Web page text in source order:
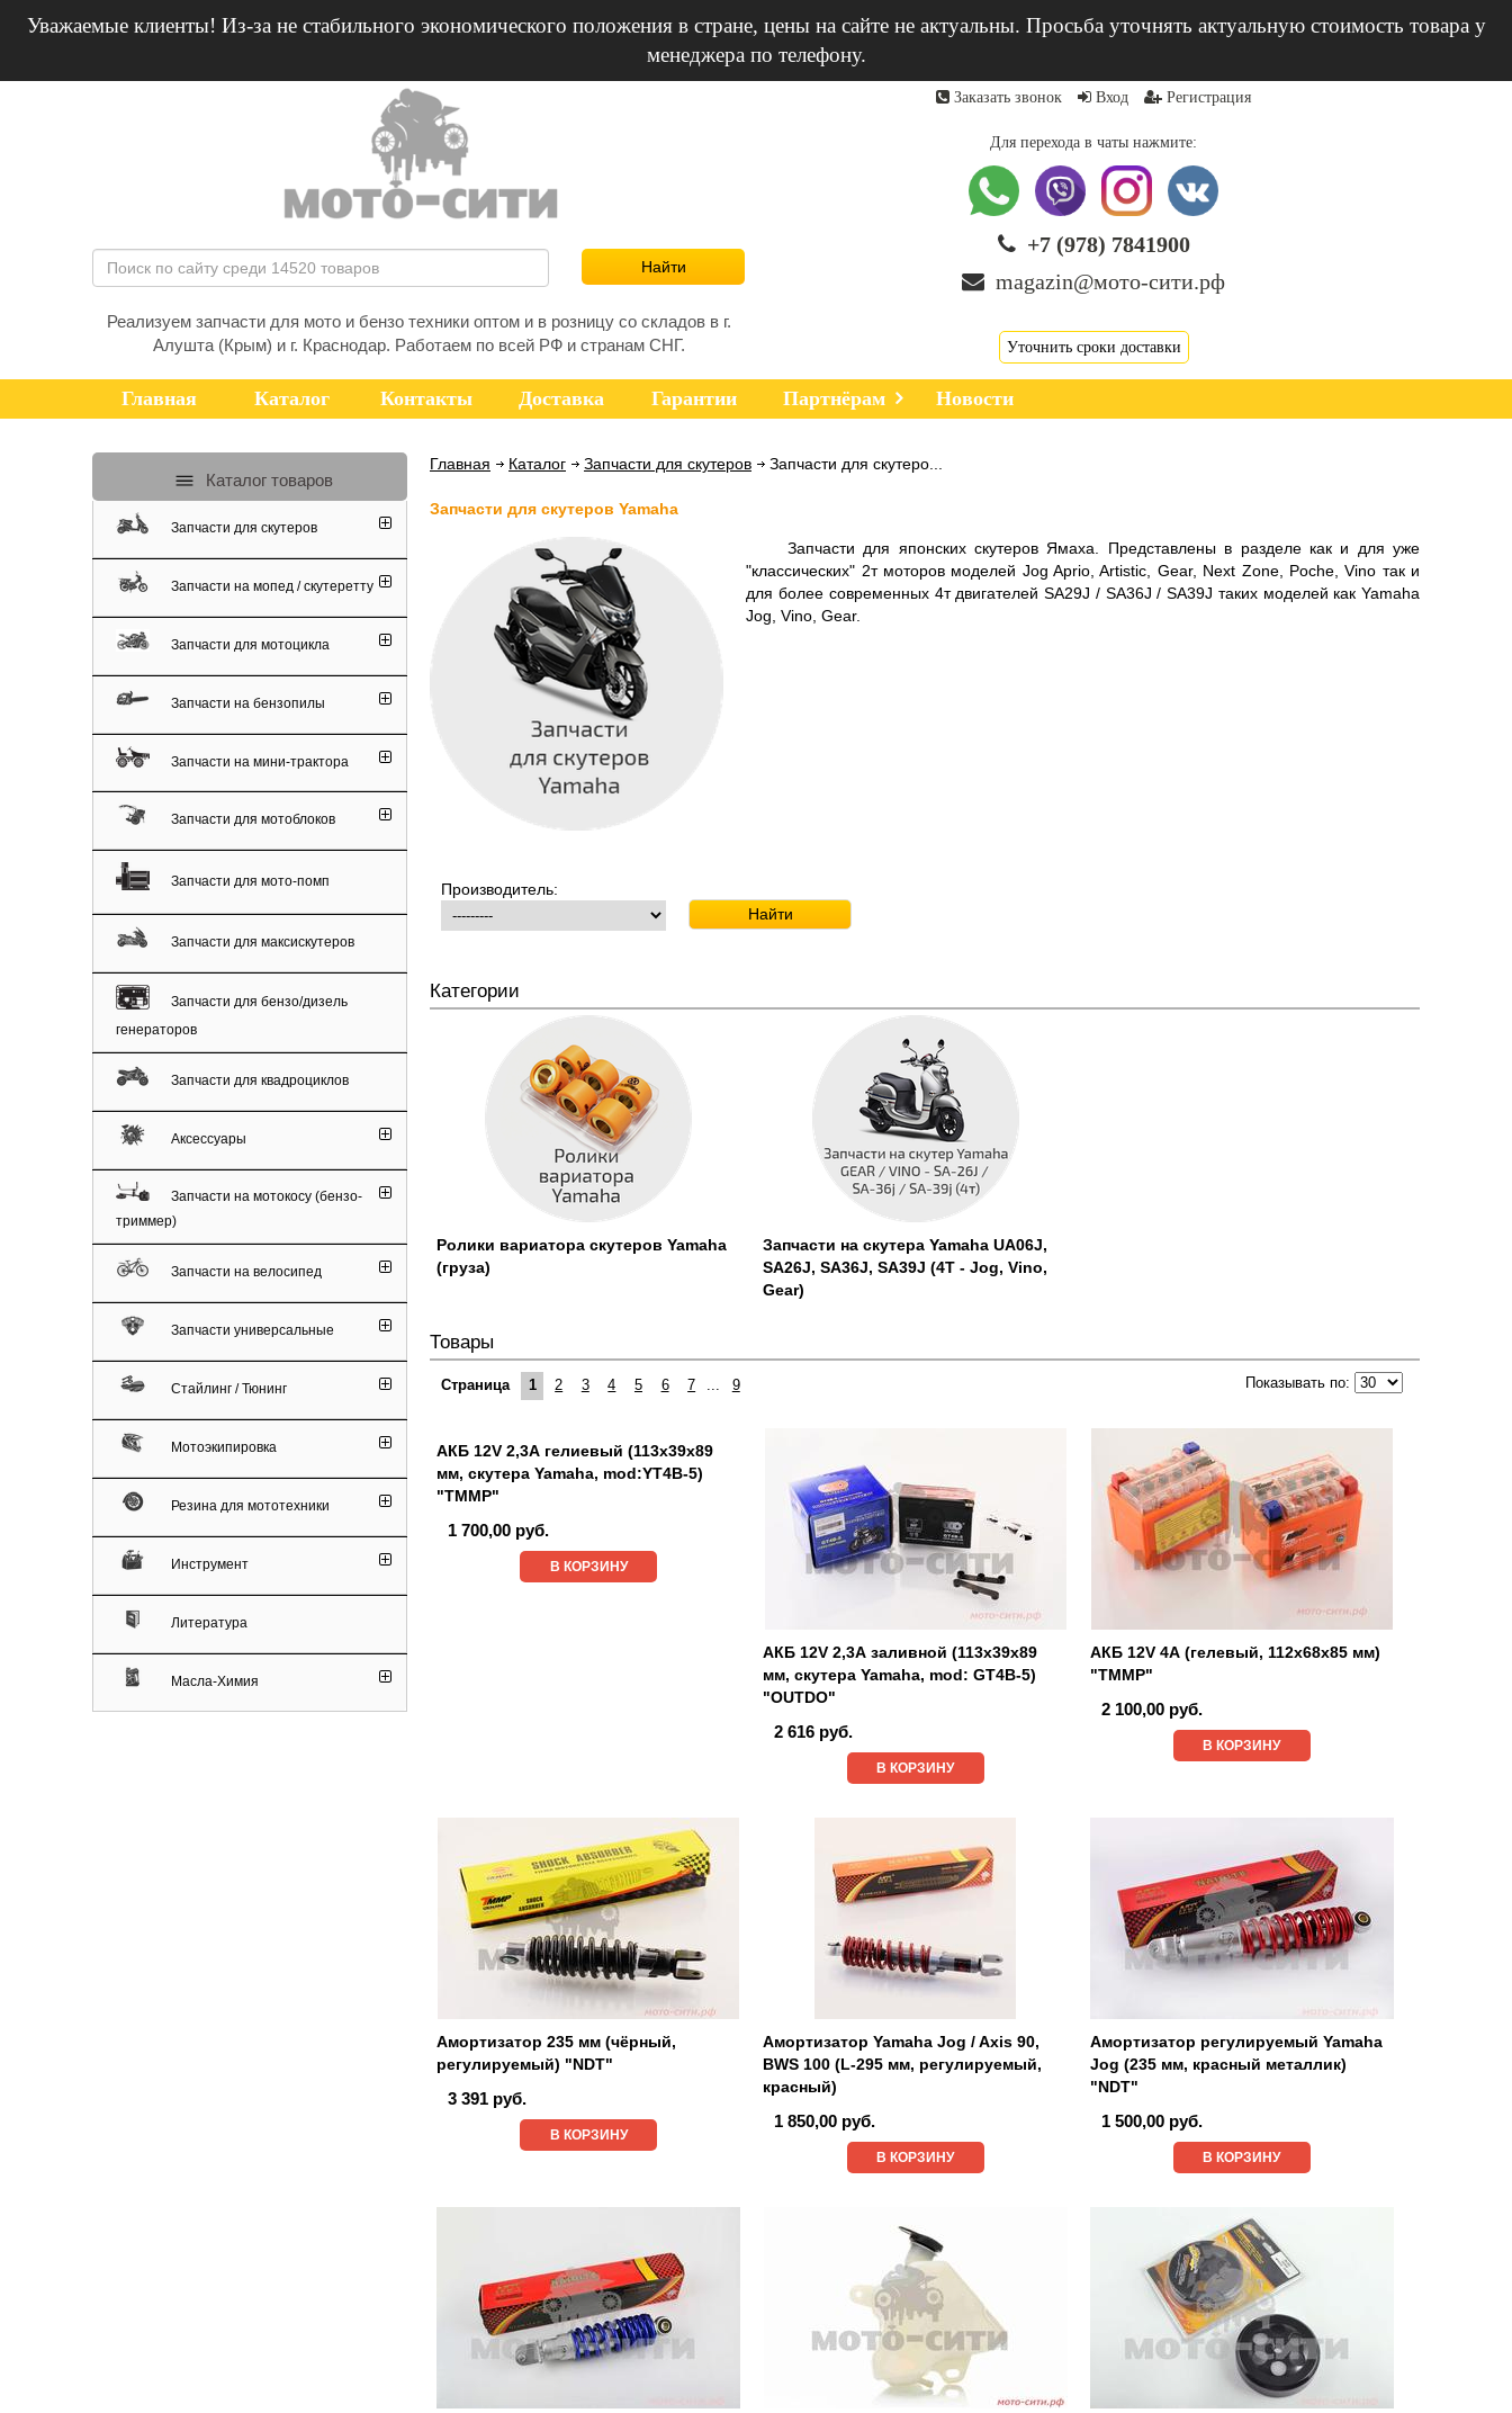
Уважаемые клиенты! Из-за не стабильного экономического положения в стране, цены на сайте не актуальны. Просьба уточнять актуальную стоимость товара у
менеджера по телефону.
Реализуем запчасти для мото и бензо техники оптом и в розницу со складов в г.
Алушта (Крым) и г. Краснодар. Работаем по всей РФ и странам СНГ.
Заказать звонок Вход Регистрация
Для перехода в чаты нажмите:
+7 (978) 7841900
magazin@мото-сити.рф
Уточнить сроки доставки
Главная Каталог Контакты Доставка Гарантии Партнёрам Новости
Главная Каталог Запчасти для скутеров Запчасти для скутеро...
Запчасти для скутеров Yamaha
Запчасти для японских скутеров Ямаха. Представлены в разделе как и для уже
"классических" 2т моторов моделей Jog Aprio, Artistic, Gear, Next Zone, Poche, Vino так и
для более современных 4т двигателей SA29J / SA36J / SA39J таких моделей как Yamaha
Jog, Vino, Gear.
Производитель:
Категории
Ролики вариатора скутеров Yamaha
(груза)
Запчасти на скутера Yamaha UA06J,
SA26J, SA36J, SA39J (4T - Jog, Vino,
Gear)
Товары
Страница 1 2 3 4 5 6 7 ... 9 Показывать по:
АКБ 12V 2,3А гелиевый (113x39x89
мм, скутера Yamaha, mod:YT4B-5)
"TMMP"
1 700,00 руб.
В КОРЗИНУ
АКБ 12V 2,3А заливной (113x39x89
мм, скутера Yamaha, mod: GT4B-5)
"OUTDO"
2 616 руб.
В КОРЗИНУ
АКБ 12V 4А (гелевый, 112x68x85 мм)
"TMMP"
2 100,00 руб.
В КОРЗИНУ
Амортизатор 235 мм (чёрный,
регулируемый) "NDT"
3 391 руб.
В КОРЗИНУ
Амортизатор Yamaha Jog / Axis 90,
BWS 100 (L-295 мм, регулируемый,
красный)
1 850,00 руб.
В КОРЗИНУ
Амортизатор регулируемый Yamaha
Jog (235 мм, красный металлик)
"NDT"
1 500,00 руб.
В КОРЗИНУ
Каталог товаров
Запчасти для скутеров
Запчасти на мопед / скутеретту
Запчасти для мотоцикла
Запчасти на бензопилы
Запчасти на мини-трактора
Запчасти для мотоблоков
Запчасти для мото-помп
Запчасти для максискутеров
Запчасти для бензо/дизель
генераторов
Запчасти для квадроциклов
Аксессуары
Запчасти на мотокосу (бензо-
триммер)
Запчасти на велосипед
Запчасти универсальные
Стайлинг / Тюнинг
Мотоэкипировка
Резина для мототехники
Инструмент
Литература
Масла-Химия